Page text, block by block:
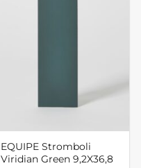
EQUIPE Stromboli
Viridian Green 9,2X36,8